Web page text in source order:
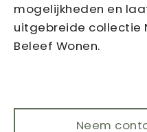
mogelijkheden en
uitgebreide collectie
Beleef Wonen.
Neem